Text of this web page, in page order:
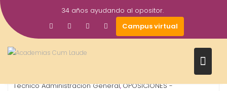
Saltar
al
contenido
34 años ayudando al opositor.
Campus virtual
Abr
2025
Gestor AcademiasCumLaude
Cuerpo
Técnico Administración General,OPOSICIONES -